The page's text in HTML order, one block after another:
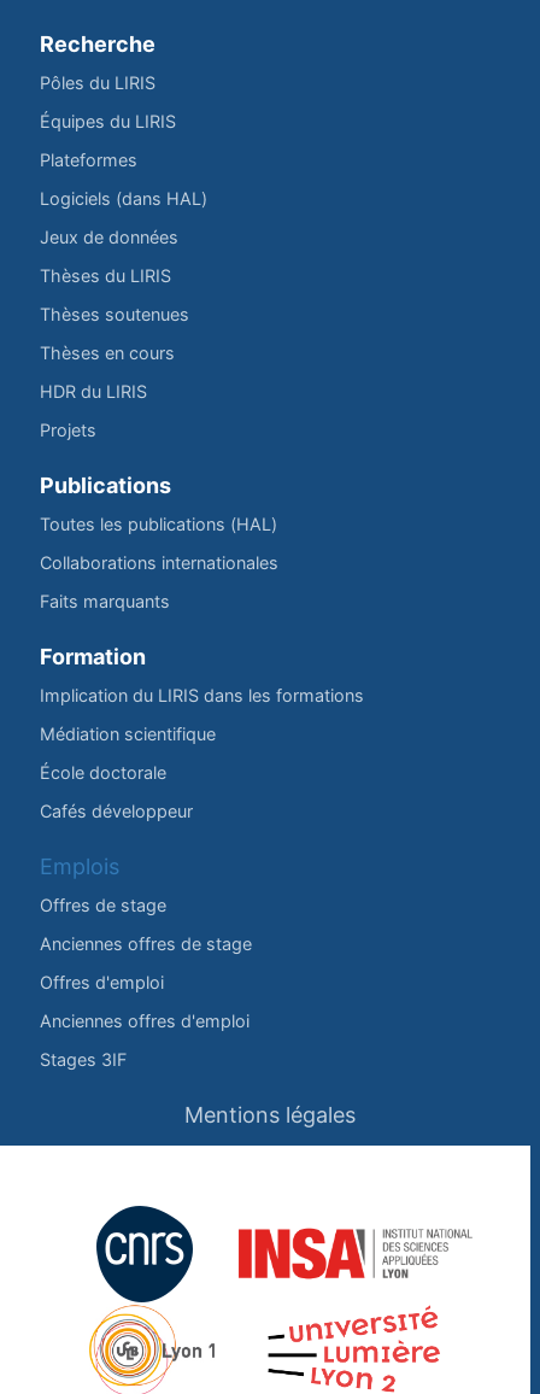
Recherche
Pôles du LIRIS
Équipes du LIRIS
Plateformes
Logiciels (dans HAL)
Jeux de données
Thèses du LIRIS
Thèses soutenues
Thèses en cours
HDR du LIRIS
Projets
Publications
Toutes les publications (HAL)
Collaborations internationales
Faits marquants
Formation
Implication du LIRIS dans les formations
Médiation scientifique
École doctorale
Cafés développeur
Emplois
Offres de stage
Anciennes offres de stage
Offres d'emploi
Anciennes offres d'emploi
Stages 3IF
Mentions légales